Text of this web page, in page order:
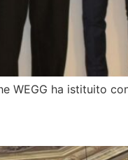
ha istituito